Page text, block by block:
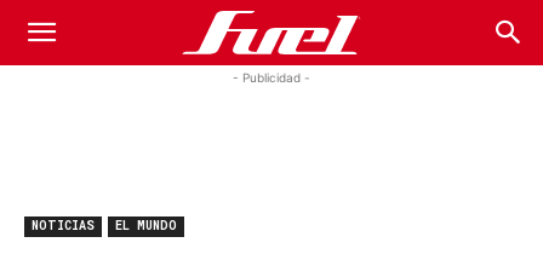
Fuel
Magazine
- Publicidad -
NOTICIAS EL MUNDO